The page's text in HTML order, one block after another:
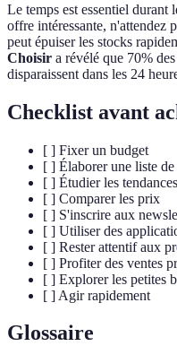
Le temps est essentiel durant
offre intéressante, n'attendez
peut épuiser les stocks
Choisir a révélé que 70%
disparaissent dans les 24
Checklist avant
[ ] Fixer un budget
[ ] Élaborer une liste de
[ ] Étudier les tendances
[ ] Comparer les prix
[ ] S'inscrire aux
[ ] Utiliser des
[ ] Rester attentif aux
[ ] Profiter des ventes
[ ] Explorer les petites
[ ] Agir rapidement
Glossaire